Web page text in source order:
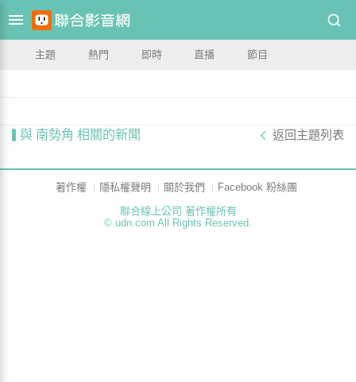
主題 熱門 即時 直播 節目
與 南勢角 相關的新聞 返回主題列表
著作權 隱私權聲明 關於我們
Facebook 粉絲團
聯合線上公司 著作權所有
© udn.com All Rights Reserved.